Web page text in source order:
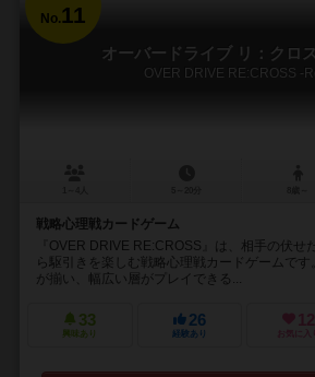
No.11
オーバードライブ リ：クロ
OVER DRIVE RE:CROSS -
戦略心理戦カードゲーム
『OVER DRIVE RE:CROSS』は、相手の伏せ
ら駆引きを楽しむ戦略心理戦カードゲームです
が揃い、幅広い層がプレイできる...
33
興味あり
26
経験あり
12
お気に入り